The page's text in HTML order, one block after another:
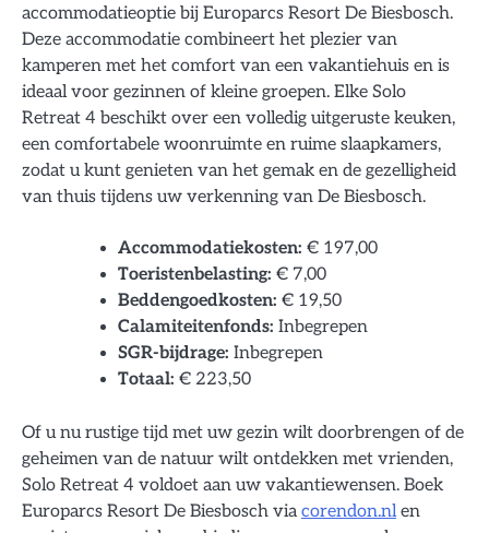
accommodatieoptie bij Europarcs Resort De Biesbosch.
Deze accommodatie combineert het plezier van
kamperen met het comfort van een vakantiehuis en is
ideaal voor gezinnen of kleine groepen. Elke Solo
Retreat 4 beschikt over een volledig uitgeruste keuken,
een comfortabele woonruimte en ruime slaapkamers,
zodat u kunt genieten van het gemak en de gezelligheid
van thuis tijdens uw verkenning van De Biesbosch.
Accommodatiekosten: € 197,00
Toeristenbelasting: € 7,00
Beddengoedkosten: € 19,50
Calamiteitenfonds: Inbegrepen
SGR-bijdrage: Inbegrepen
Totaal: € 223,50
Of u nu rustige tijd met uw gezin wilt doorbrengen of de
geheimen van de natuur wilt ontdekken met vrienden,
Solo Retreat 4 voldoet aan uw vakantiewensen. Boek
Europarcs Resort De Biesbosch viacorendon.nlen